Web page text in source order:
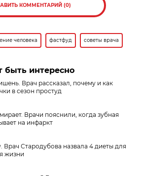
КОММЕНТАРИЙ (0)
человека фастфуд советы врача
интересно
Врач рассказал, почему и как
в сезон простуд
Врачи пояснили, когда зубная
на инфаркт
Врач Стародубова назвала 4 диеты для
жизни